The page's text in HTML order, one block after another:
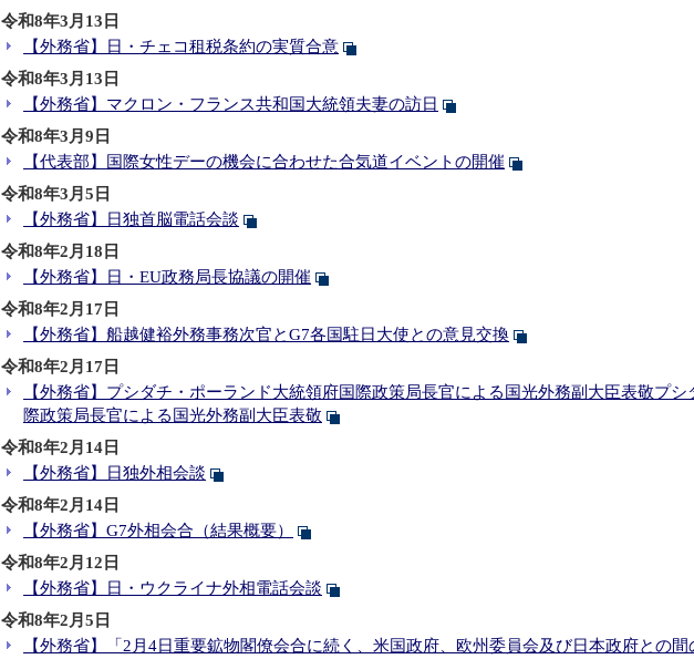
令和8年3月13日
【外務省】日・チェコ租税条約の実質合意
令和8年3月13日
【外務省】マクロン・フランス共和国大統領夫妻の訪日
令和8年3月9日
【代表部】国際女性デーの機会に合わせた合気道イベントの開催
令和8年3月5日
【外務省】日独首脳電話会談
令和8年2月18日
【外務省】日・EU政務局長協議の開催
令和8年2月17日
【外務省】船越健裕外務事務次官とG7各国駐日大使との意見交換
令和8年2月17日
【外務省】プシダチ・ポーランド大統領府国際政策局長官による国光外務副大臣表敬プ
際政策局長官による国光外務副大臣表敬
令和8年2月14日
【外務省】日独外相会談
令和8年2月14日
【外務省】G7外相会合（結果概要）
令和8年2月12日
【外務省】日・ウクライナ外相電話会談
令和8年2月5日
【外務省】「2月4日重要鉱物閣僚会合に続く、米国政府、欧州委員会及び日本政府との